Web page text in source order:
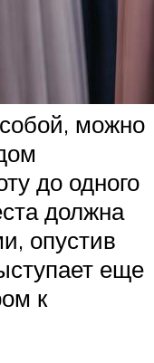
можно
до одного
должна
опустив
еще
к